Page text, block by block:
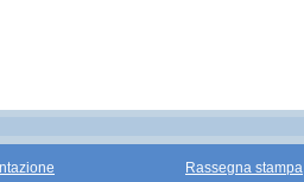
Rassegna stampa